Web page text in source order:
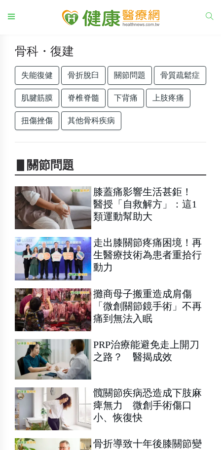
骨科・復建
失能復健 骨折脫臼 關節問題 骨質疏鬆症
肌腱筋膜 脊椎脊髓 下背痛 上肢疼痛
扭傷挫傷 其他骨科疾病
▋關節問題
膝蓋痛影響生活甚鉅！
醫授「自救解方」：這1
類運動幫助大
走出膝關節疼痛困境！再
生醫療技術為患者重拾行
動力
攤商母子搬重造成肩傷
「微創關節鏡手術」不再
痛到無法入眠
PRP治療能避免走上開刀
之路？ 醫揭成效
髖關節疾病恐造成下肢麻
痺無力 微創手術傷口
小、恢復快
骨折導致十年後膝關節變